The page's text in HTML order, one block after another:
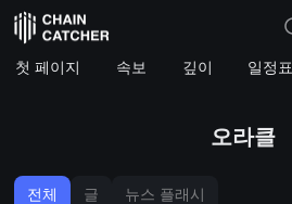
첫 페이지 속보 깊이 일정표
오라클
전체 글 뉴스 플래시